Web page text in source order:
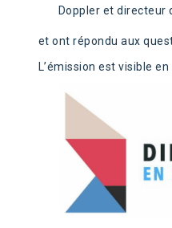
Doppler et directeur
et ont répondu aux
L’émission est visible